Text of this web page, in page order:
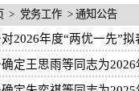
> 党务工作 > 通知公告
2026年度“两优一先”
定王思雨等同志为